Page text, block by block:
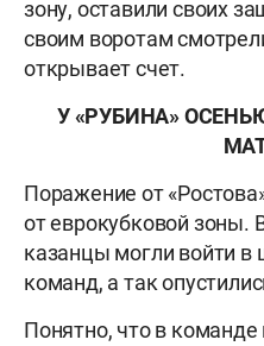
зону, оставили своих
своим воротам
открывает счет.
У «РУБИНА»
Поражение от
от еврокубковой зоны.
казанцы могли войти в
команд, а так
Понятно, что в